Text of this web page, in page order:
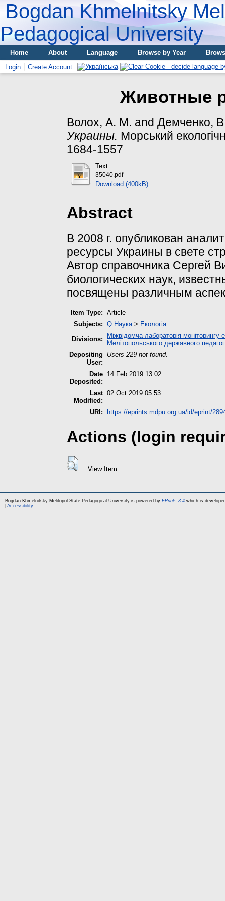
Bogdan Khmelnitsky
Pedagogical University
Home About Language Browse by Year
Login
Create Account
Животные
Волох, A. М. and Демченко,
Украины. Морський
1684-1557
Text
35040.pdf
Download (400kB)
Abstract
В 2008 г. опубликован
ресурсы Украины в свете
Автор справочника Сергей
биологических наук,
посвящены различным
Item Type: Article
Subjects: Q Наука> Екологія
Divisions:
Міжвідомча лабораторія моніторингу
Мелітопольського державного
Depositing
User:
Users 229 not found.
Date
Deposited:
14 Feb 2019 13:02
Last
Modified:
02 Oct 2019 05:53
URI: https://eprints.mdpu.org.ua/id/eprint/
Actions (login
View Item
Bogdan Khmelnitsky Melitopol State Pedagogical University is powered by EPrints 3.4 which is
Accessibility